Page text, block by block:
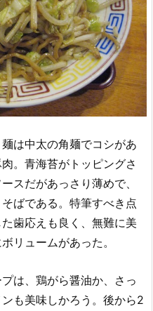
は中太の角麺でコシがあ
。青海苔がトッピングさ
スだがあっさり薄めで、
ばである。特筆すべき点
歯応えも良く、無難に美
リュームがあった。
は、鶏がら醤油か、さっ
も美味しかろう。後から2